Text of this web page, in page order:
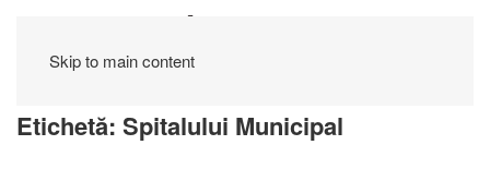
Skip to main content
Etichetă: Spitalului Municipal